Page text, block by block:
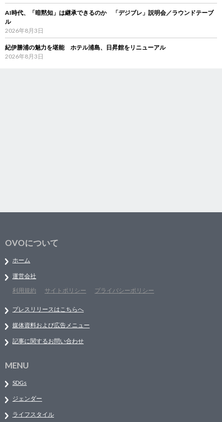
AI時代、「暗黙知」は継承できるのか 「デジブレ」説明会／ラウンドテーブ
ル
2026年8月3日
紀伊勝浦の魅力を堪能 ホテル浦島、日昇館をリニューアル
2026年8月3日
OVOについて
ホーム
運営会社
利用規約
サイトポリシー プライバシーポリシー
プレスリリースはこちらへ
媒体資料および広告メニュー
記事に関するお問い合わせ
MENU
SDGs
ジェンダー
ライフスタイル